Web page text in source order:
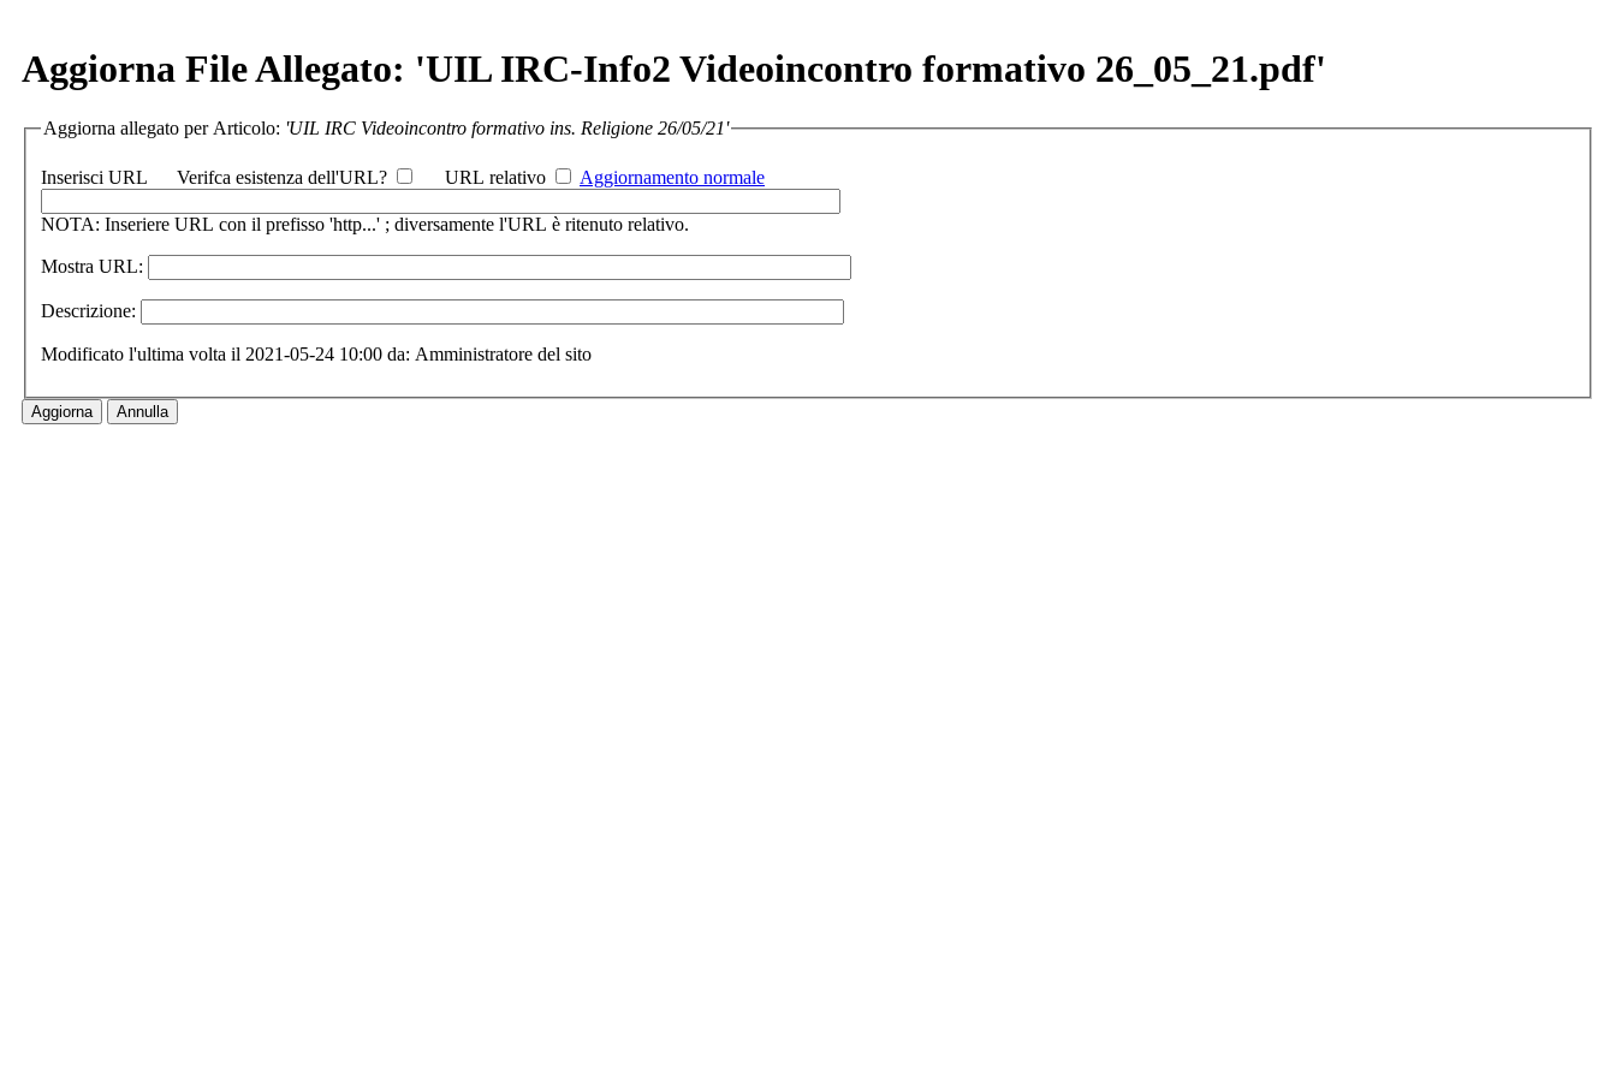
Aggiorna File Allegato: 'UIL IRC-Info2 Videoincontro formativo 26_05_21.pdf'
Aggiorna allegato per Articolo: 'UIL IRC Videoincontro formativo ins. Religione 26/05/21'
Inserisci URL Verifca esistenza dell'URL? URL relativo Aggiornamento normale
NOTA: Inseriere URL con il prefisso 'http...' ; diversamente l'URL è ritenuto relativo.
Mostra URL:
Descrizione:
Modificato l'ultima volta il 2021-05-24 10:00 da: Amministratore del sito